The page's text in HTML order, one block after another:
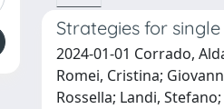
Strategies for
2024-01-01 Corrado,
Romei, Cristina;
Rossella; Landi,